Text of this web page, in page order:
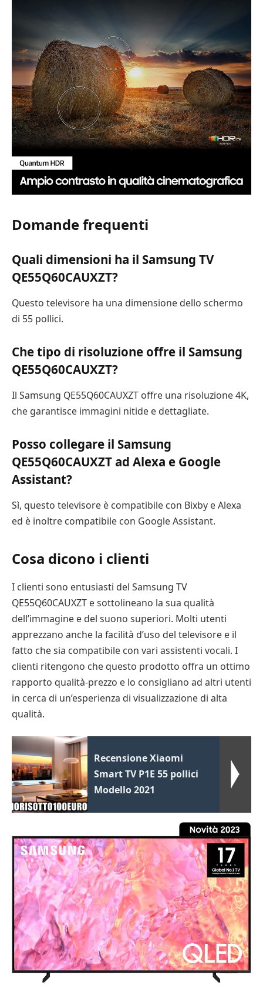
Domande frequenti
Quali dimensioni ha il Samsung TV
QE55Q60CAUXZT?
Questo televisore ha una dimensione dello schermo
di 55 pollici.
Che tipo di risoluzione offre il Samsung
QE55Q60CAUXZT?
Il Samsung QE55Q60CAUXZT offre una risoluzione 4K,
che garantisce immagini nitide e dettagliate.
Posso collegare il Samsung
QE55Q60CAUXZT ad Alexa e Google
Assistant?
Sì, questo televisore è compatibile con Bixby e Alexa
ed è inoltre compatibile con Google Assistant.
Cosa dicono i clienti
I clienti sono entusiasti del Samsung TV
QE55Q60CAUXZT e sottolineano la sua qualità
dell’immagine e del suono superiori. Molti utenti
apprezzano anche la facilità d’uso del televisore e il
fatto che sia compatibile con vari assistenti vocali. I
clienti ritengono che questo prodotto offra un ottimo
rapporto qualità-prezzo e lo consigliano ad altri utenti
in cerca di un’esperienza di visualizzazione di alta
qualità.
Recensione Xiaomi
Smart TV P1E 55 pollici
Modello 2021